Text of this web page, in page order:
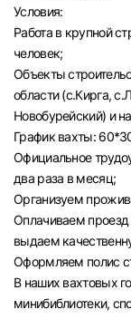
Курган
Уфа
Условия:
Работа в крупной
человек;
Объекты
области (с.Кирга,
Новобурейский) и
График вахты:
Официальное
два раза в месяц;
Организуем
Оплачиваем
выдаем
Оформляем полис
В наших вахтовых
минибиблиотеки,